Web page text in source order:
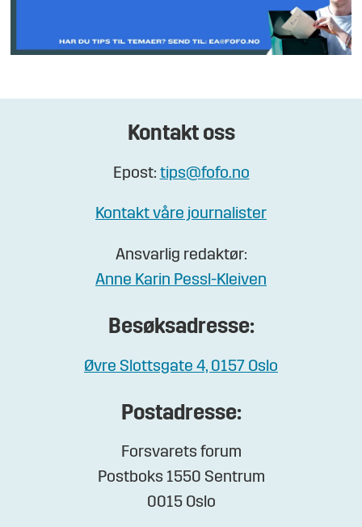
Kontakt oss
Epost: tips@fofo.no
Kontakt våre journalister
Ansvarlig redaktør:
Anne Karin Pessl-Kleiven
Besøksadresse:
Øvre Slottsgate 4, 0157 Oslo
Postadresse:
Forsvarets forum
Postboks 1550 Sentrum
0015 Oslo